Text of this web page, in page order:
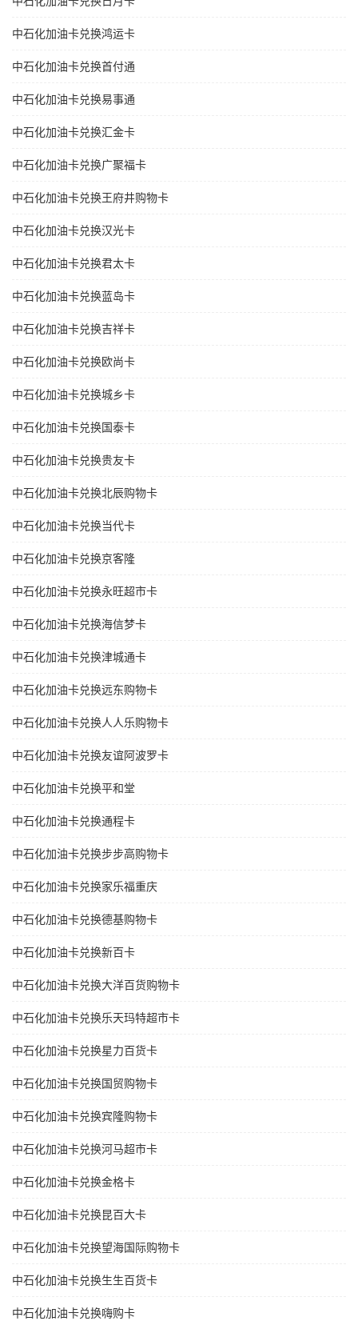
中石化加油卡兑换鸿运卡
中石化加油卡兑换首付通
中石化加油卡兑换易事通
中石化加油卡兑换汇金卡
中石化加油卡兑换广聚福卡
中石化加油卡兑换王府井购物卡
中石化加油卡兑换汉光卡
中石化加油卡兑换君太卡
中石化加油卡兑换蓝岛卡
中石化加油卡兑换吉祥卡
中石化加油卡兑换欧尚卡
中石化加油卡兑换城乡卡
中石化加油卡兑换国泰卡
中石化加油卡兑换贵友卡
中石化加油卡兑换北辰购物卡
中石化加油卡兑换当代卡
中石化加油卡兑换京客隆
中石化加油卡兑换永旺超市卡
中石化加油卡兑换海信梦卡
中石化加油卡兑换津城通卡
中石化加油卡兑换远东购物卡
中石化加油卡兑换人人乐购物卡
中石化加油卡兑换友谊阿波罗卡
中石化加油卡兑换平和堂
中石化加油卡兑换通程卡
中石化加油卡兑换步步高购物卡
中石化加油卡兑换家乐福重庆
中石化加油卡兑换德基购物卡
中石化加油卡兑换新百卡
中石化加油卡兑换大洋百货购物卡
中石化加油卡兑换乐天玛特超市卡
中石化加油卡兑换星力百货卡
中石化加油卡兑换国贸购物卡
中石化加油卡兑换宾隆购物卡
中石化加油卡兑换河马超市卡
中石化加油卡兑换金格卡
中石化加油卡兑换昆百大卡
中石化加油卡兑换望海国际购物卡
中石化加油卡兑换生生百货卡
中石化加油卡兑换嗨购卡